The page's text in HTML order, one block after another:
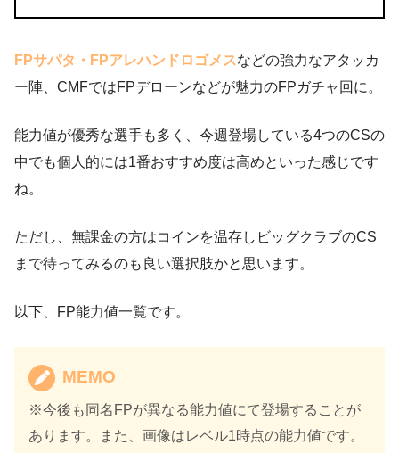
FPサパタ・FPアレハンドロゴメスなどの強力なアタッカ
ー陣、CMFではFPデローンなどが魅力のFPガチャ回に。
能力値が優秀な選手も多く、今週登場している4つのCSの
中でも個人的には1番おすすめ度は高めといった感じです
ね。
ただし、無課金の方はコインを温存しビッグクラブのCS
まで待ってみるのも良い選択肢かと思います。
以下、FP能力値一覧です。
MEMO
※今後も同名FPが異なる能力値にて登場することが
あります。また、画像はレベル1時点の能力値です。